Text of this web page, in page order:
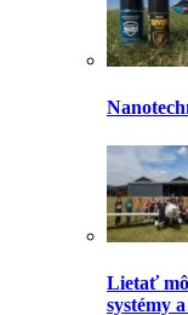
Lietať
systémy